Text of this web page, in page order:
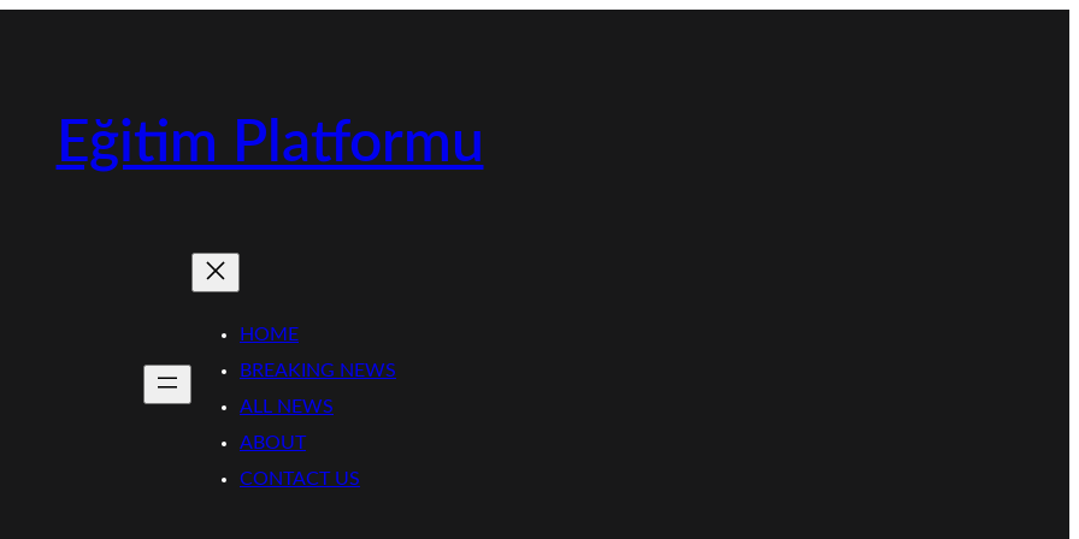
Eğitim Platformu
HOME
BREAKING NEWS
ALL NEWS
ABOUT
CONTACT US